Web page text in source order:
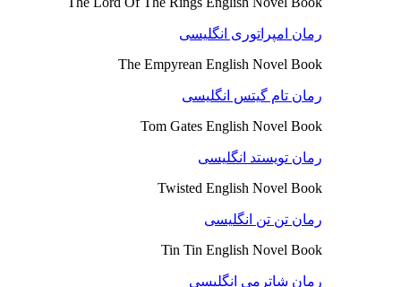
رمان امپراتوری انگلیسی
The Empyrean English Novel Book
رمان تام گیتس انگلیسی
Tom Gates English Novel Book
رمان تویستد انگلیسی
Twisted English Novel Book
رمان تن تن انگلیسی
Tin Tin English Novel Book
رمان شاترمی انگلیسی